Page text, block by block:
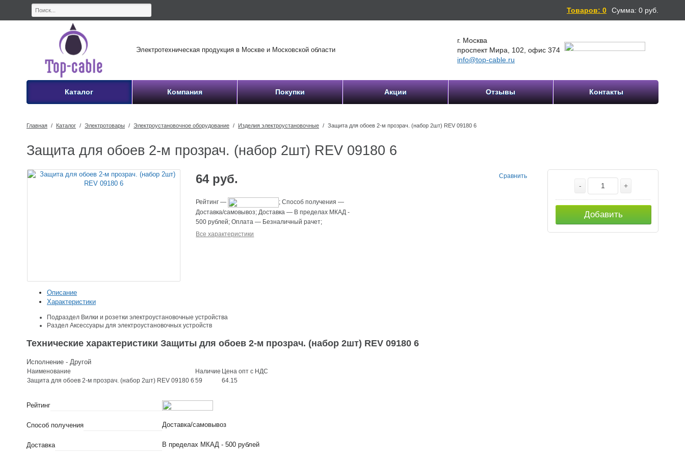
Товаров: 0 Сумма: 0 руб.
Электротехническая продукция в Москве и Московской области
г. Москва
проспект Мира, 102, офис 374
info@top-cable.ru
Каталог Компания Покупки Акции Отзывы Контакты
Главная / Каталог / Электротовары / Электроустановочное оборудование / Изделия электроустановочные / Защита для обоев 2-м прозрач. (набор 2шт) REV 09180 6
Защита для обоев 2-м прозрач. (набор 2шт) REV 09180 6
Сравнить
64 руб.
Рейтинг — ;Способ получения —
Доставка/самовывоз;Доставка — В пределах МКАД -
500 рублей;Оплата — Безналичный рачет;
Все характеристики
- +
Добавить
Описание
Характеристики
Подраздел Вилки и розетки электроустановочные устройства
Раздел Аксессуары для электроустановочных устройств
Технические характеристики Защиты для обоев 2-м прозрач. (набор 2шт) REV 09180 6
Исполнение - Другой
Наименование Наличие Цена опт с НДС
Защита для обоев 2-м прозрач. (набор 2шт) REV 09180 6 59 64.15
Рейтинг
Способ получения Доставка/самовывоз
Доставка В пределах МКАД - 500 рублей